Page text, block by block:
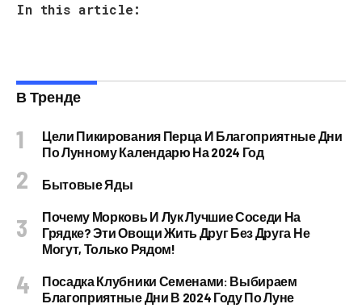
In this article:
В Тренде
Цели Пикирования Перца И Благоприятные Дни
По Лунному Календарю На 2024 Год
Бытовые Яды
Почему Морковь И Лук Лучшие Соседи На
Грядке? Эти Овощи Жить Друг Без Друга Не
Могут, Только Рядом!
Посадка Клубники Семенами: Выбираем
Благоприятные Дни В 2024 Году По Луне